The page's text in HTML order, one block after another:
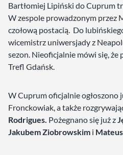
Bartłomiej Lipiński do Cuprum
W zespole prowadzonym przez
czołową postacią. Do
wicemistrz uniwersjady z
sezon. Nieoficjalnie mówi się,
Trefl Gdańsk.
W Cuprum oficjalnie ogłoszono
Fronckowiak, a także
Rodrigues. Pożegnano się już z
Jakubem Ziobrowskim i